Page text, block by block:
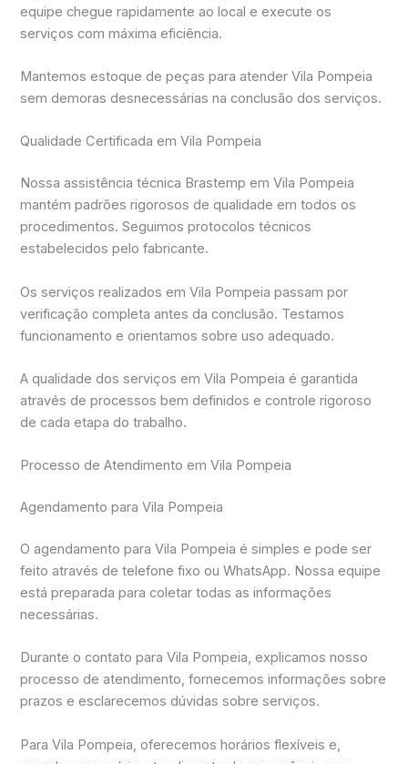
equipe chegue rapidamente ao local e execute os
serviços com máxima eficiência.
Mantemos estoque de peças para atender Vila Pompeia
sem demoras desnecessárias na conclusão dos serviços.
Qualidade Certificada em Vila Pompeia
Nossa assistência técnica Brastemp em Vila Pompeia
mantém padrões rigorosos de qualidade em todos os
procedimentos. Seguimos protocolos técnicos
estabelecidos pelo fabricante.
Os serviços realizados em Vila Pompeia passam por
verificação completa antes da conclusão. Testamos
funcionamento e orientamos sobre uso adequado.
A qualidade dos serviços em Vila Pompeia é garantida
através de processos bem definidos e controle rigoroso
de cada etapa do trabalho.
Processo de Atendimento em Vila Pompeia
Agendamento para Vila Pompeia
O agendamento para Vila Pompeia é simples e pode ser
feito através de telefone fixo ou WhatsApp. Nossa equipe
está preparada para coletar todas as informações
necessárias.
Durante o contato para Vila Pompeia, explicamos nosso
processo de atendimento, fornecemos informações sobre
prazos e esclarecemos dúvidas sobre serviços.
Para Vila Pompeia, oferecemos horários flexíveis e,